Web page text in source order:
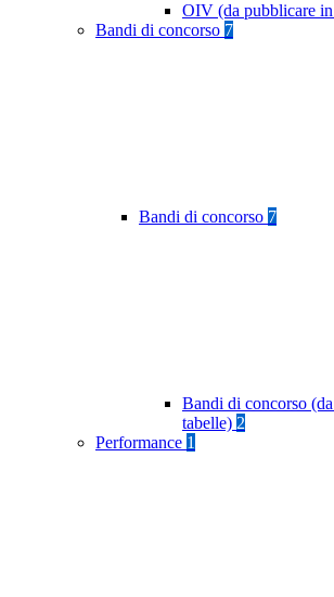
OIV (da pubblicare
Bandi di concorso 7
Bandi di concorso 7
Bandi di concorso
tabelle) 2
Performance 1